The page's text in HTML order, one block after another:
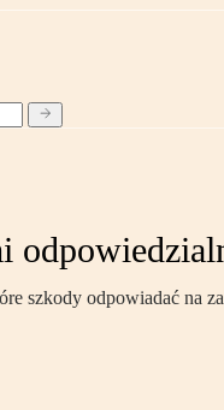
szkody odpowiadać na